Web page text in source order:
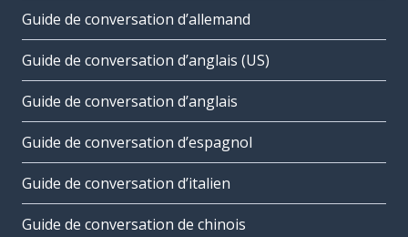
Guide de conversation d’allemand
Guide de conversation d’anglais (US)
Guide de conversation d’anglais
Guide de conversation d’espagnol
Guide de conversation d’italien
Guide de conversation de chinois